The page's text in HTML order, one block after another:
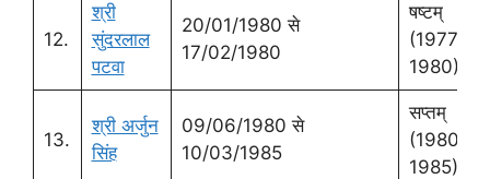
12.
श्री
सुंदरलाल
पटवा
20/01/1980 से
17/02/1980
षष्‍टम्
(1977-
1980)
13.
श्री अर्जुन
सिंह
09/06/1980 से
10/03/1985
सप्‍तम्
(1980-
1985)